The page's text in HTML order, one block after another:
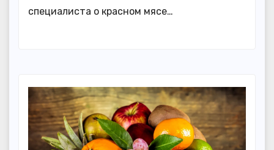
специалиста о красном мясе…